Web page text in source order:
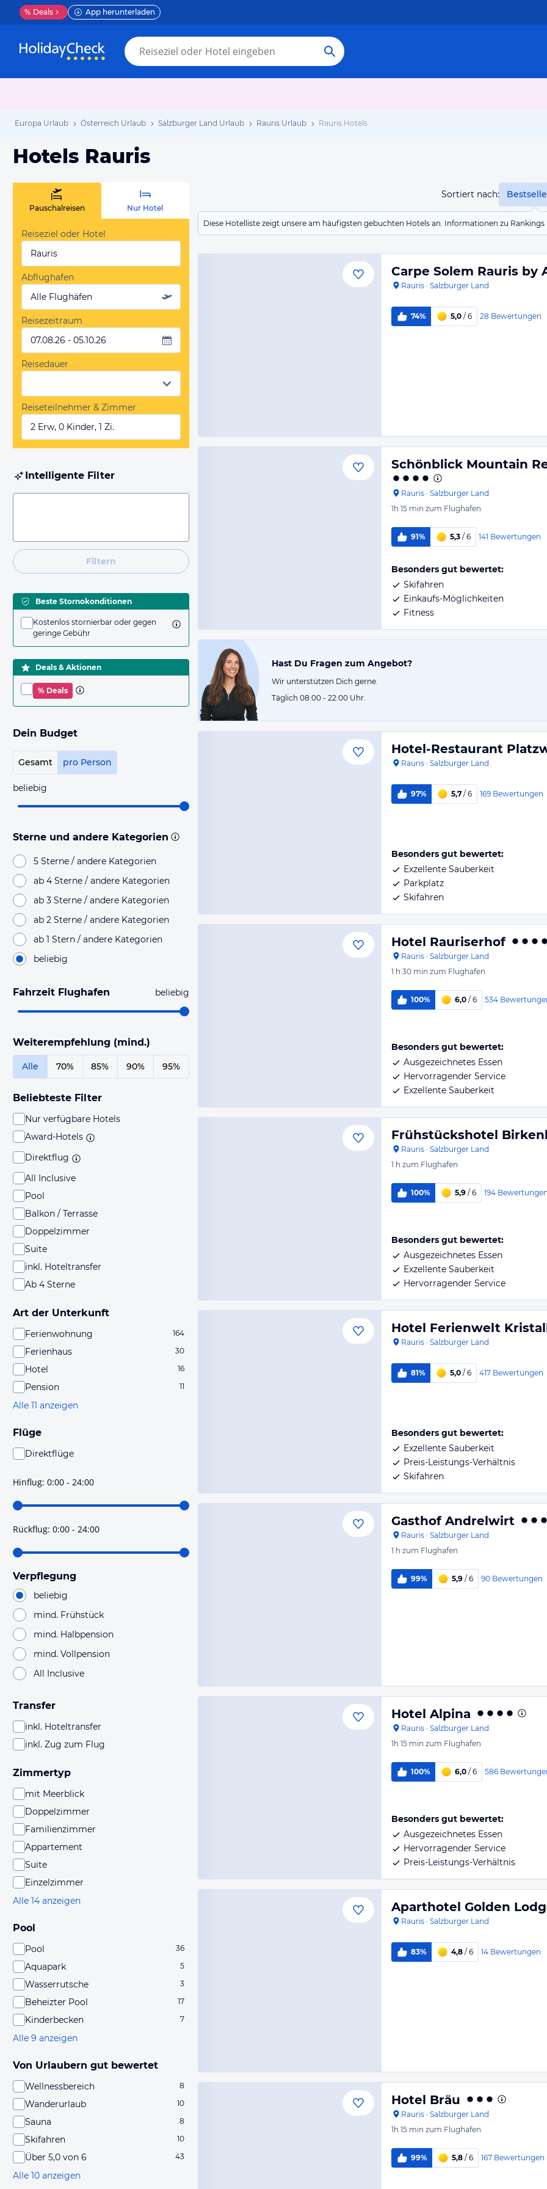
% Deals App herunterladen
Europa Urlaub Österreich Urlaub Salzburger Land Urlaub Rauris Urlaub Rauris Hotels
Hotels Rauris
Sortiert nach:
Diese Hotelliste zeigt unsere am häufigsten gebuchten Hotels an. Informationen zu
Pauschalreisen Nur Hotel
Reiseziel oder Hotel
Rauris
Abflughafen
Alle Flughäfen
Reisezeitraum
07.08.26 - 05.10.26
Reisedauer
Reiseteilnehmer & Zimmer
2 Erw, 0 Kinder, 1 Zi.
Intelligente Filter
Filtern
Beste Stornokonditionen
Kostenlos stornierbar oder gegen
geringe Gebühr
Deals & Aktionen
% Deals
Dein Budget
Gesamt pro Person
beliebig
Sterne und andere Kategorien
5 Sterne / andere Kategorien
ab 4 Sterne / andere Kategorien
ab 3 Sterne / andere Kategorien
ab 2 Sterne / andere Kategorien
ab 1 Stern / andere Kategorien
beliebig
Fahrzeit Flughafen beliebig
Weiterempfehlung (mind.)
Alle 70% 85% 90% 95%
Beliebteste Filter
Nur verfügbare Hotels
Award-Hotels
Direktflug
All Inclusive
Pool
Balkon / Terrasse
Doppelzimmer
Suite
inkl. Hoteltransfer
Ab 4 Sterne
Art der Unterkunft
Ferienwohnung 164
Ferienhaus 30
Hotel 16
Pension 11
Alle 11 anzeigen
Flüge
Direktflüge
hoher Wahrscheinlichkeit Direktflüge sind. Bitte
prüfe vor der Buchung noch einmal die Flugdetails.
Hinflug: 0:00 - 24:00
Rückflug: 0:00 - 24:00
Verpflegung
beliebig
mind. Frühstück
mind. Halbpension
mind. Vollpension
All Inclusive
Transfer
inkl. Hoteltransfer
inkl. Zug zum Flug
Zimmertyp
mit Meerblick
Doppelzimmer
Familienzimmer
Appartement
Suite
Einzelzimmer
Alle 14 anzeigen
Pool
Pool 36
Aquapark 5
Wasserrutsche 3
Beheizter Pool 17
Kinderbecken 7
Alle 9 anzeigen
Von Urlaubern gut bewertet
Wellnessbereich 8
Wanderurlaub 10
Sauna 8
Skifahren 10
Über 5,0 von 6 43
Alle 10 anzeigen
Carpe Solem Rauris by
Rauris · Salzburger Land
74% 5,0 / 6 28 Bewertungen
Schönblick Mountain
Rauris · Salzburger Land
1h 15 min zum Flughafen
91% 5,3 / 6 141 Bewertungen
Besonders gut bewertet:
Skifahren
Einkaufs-Möglichkeiten
Fitness
Hast Du Fragen zum Angebot?
Wir unterstützen Dich gerne.
Täglich 08:00 - 22:00 Uhr.
Hotel-Restaurant
Rauris · Salzburger Land
97% 5,7 / 6 169 Bewertungen
Besonders gut bewertet:
Exzellente Sauberkeit
Parkplatz
Skifahren
Hotel Rauriserhof
Rauris · Salzburger Land
1 h 30 min zum Flughafen
100% 6,0 / 6 534
Besonders gut bewertet:
Ausgezeichnetes Essen
Hervorragender Service
Exzellente Sauberkeit
Frühstückshotel
Rauris · Salzburger Land
1 h zum Flughafen
100% 5,9 / 6 194
Besonders gut bewertet:
Ausgezeichnetes Essen
Exzellente Sauberkeit
Hervorragender Service
Hotel Ferienwelt
Rauris · Salzburger Land
81% 5,0 / 6 417 Bewertungen
Besonders gut bewertet:
Exzellente Sauberkeit
Preis-Leistungs-Verhältnis
Skifahren
Gasthof Andrelwirt
Rauris · Salzburger Land
1 h zum Flughafen
99% 5,9 / 6 90 Bewertungen
Hotel Alpina
Rauris · Salzburger Land
1h 15 min zum Flughafen
100% 6,0 / 6 586
Besonders gut bewertet:
Ausgezeichnetes Essen
Hervorragender Service
Preis-Leistungs-Verhältnis
Aparthotel Golden
Rauris · Salzburger Land
83% 4,8 / 6 14 Bewertungen
Hotel Bräu
Rauris · Salzburger Land
1h 15 min zum Flughafen
99% 5,8 / 6 167 Bewertungen